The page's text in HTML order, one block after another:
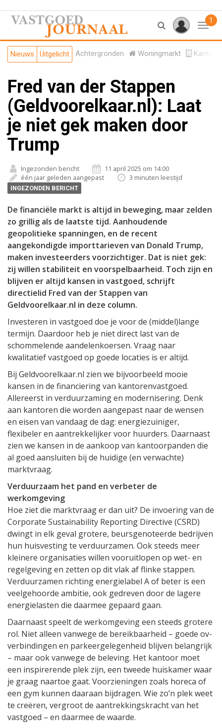
1
Nieuws Uitgelicht Achtergronden Woningmarkt
Fred van der Stappen
(Geldvoorelkaar.nl): Laat
je niet gek maken door
Trump
Ingezonden bericht
11 april 2025 om 14:00
één jaar geleden aangepast
3 minuten leestijd
INGEZONDEN BERICHT
De financiële markt is altijd in beweging, maar zelden
zo grillig als de laatste tijd. Aanhoudende
geopolitieke spanningen, en de recent
aangekondigde importtarieven van Donald Trump,
maken investeerders voorzichtiger. Dat is niet gek:
zij willen stabiliteit en voorspelbaarheid. Toch zijn en
blijven er altijd kansen in vastgoed, schrijft
directielid Fred van der Stappen van
Geldvoorelkaar.nl in deze column.
Investeren in vastgoed doe je voor de (middel)lange
termijn. Daardoor heb je niet direct last van de
schommelende aandelenkoersen. Vraag naar
kwalitatief vastgoed op goede locaties is er altijd.
Bij Geldvoorelkaar.nl zien we bijvoorbeeld mooie
kansen in de financiering van kantorenvastgoed.
Allereerst in verduurzaming en modernisering. Denk
aan kantoren die worden aangepast naar de wensen
en eisen van vandaag de dag: energiezuiniger,
flexibeler en aantrekkelijker voor huurders. Daarnaast
zien we kansen in de aankoop van kantoorpanden die
al goed aansluiten bij de huidige (en verwachte)
marktvraag.
Verduurzaam het pand en verbeter de
werkomgeving
Hoe ziet die marktvraag er dan uit? De invoering van de
Corporate Sustainability Reporting Directive (CSRD)
dwingt in elk geval grotere, beursgenoteerde bedrijven
hun huisvesting te verduurzamen. Ook steeds meer
kleinere organisaties willen vooruitlopen op wet- en
regelgeving en zetten op dit vlak af flinke stappen.
Verduurzamen richting energielabel A of beter is een
veelgehoorde ambitie, ook gedreven door de lagere
energielasten die daarmee gepaard gaan.
Daarnaast speelt de werkomgeving een steeds grotere
rol. Niet alleen vanwege de bereikbaarheid – goede ov-
verbindingen en parkeergelegenheid blijven belangrijk
– maar ook vanwege de beleving. Het kantoor moet
een inspirerende plek zijn, een tweede huiskamer waar
je graag naartoe gaat. Voorzieningen zoals horeca of
een gym kunnen daaraan bijdragen. Wie zo’n plek weet
te creëren, vergroot de aantrekkingskracht van het
vastgoed – en daarmee de waarde.